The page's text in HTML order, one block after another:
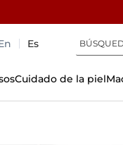
Es
Cuidado de la piel